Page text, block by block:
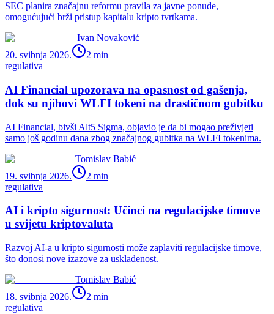
SEC planira značajnu reformu pravila za javne ponude,
omogućujući brži pristup kapitalu kripto tvrtkama.
Ivan Novaković
20. svibnja 2026.
2 min
regulativa
AI Financial upozorava na opasnost od gašenja,
dok su njihovi WLFI tokeni na drastičnom gubitku
AI Financial, bivši Alt5 Sigma, objavio je da bi mogao preživjeti
samo još godinu dana zbog značajnog gubitka na WLFI tokenima.
Tomislav Babić
19. svibnja 2026.
2 min
regulativa
AI i kripto sigurnost: Učinci na regulacijske timove
u svijetu kriptovaluta
Razvoj AI-a u kripto sigurnosti može zaplaviti regulacijske timove,
što donosi nove izazove za usklađenost.
Tomislav Babić
18. svibnja 2026.
2 min
regulativa